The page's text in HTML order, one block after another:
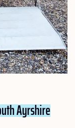
Ayrshire